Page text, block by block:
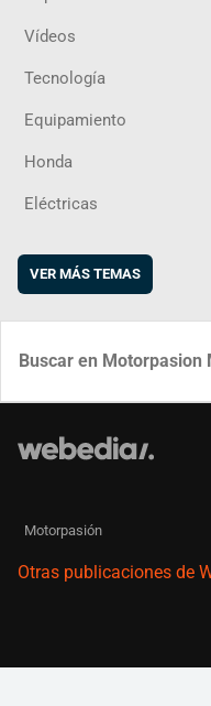
Vídeos
Tecnología
Equipamiento
Honda
Eléctricas
VER MÁS TEMAS
Motorpasión
Otras publicaciones de